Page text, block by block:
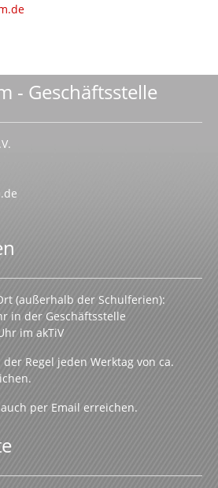
- Geschäftsstelle
(außerhalb der Schulferien):
in der Geschäftsstelle
im akTiV
Regel jeden Werktag von ca.
per Email erreichen.